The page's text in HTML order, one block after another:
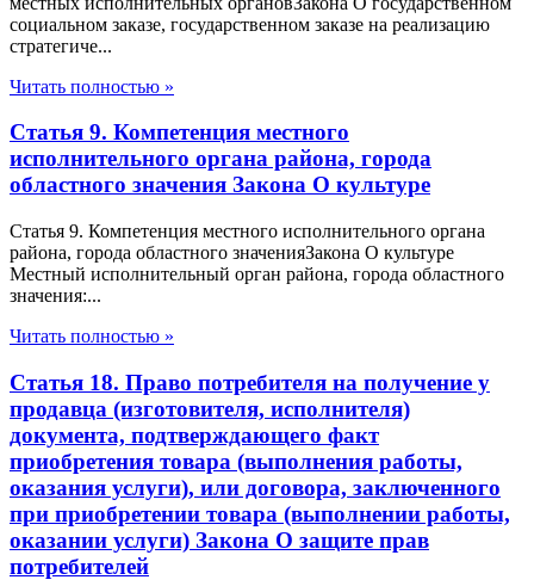
социальном заказе, государственном заказе на реализацию
стратегиче...
Читать полностью »
Статья 9. Компетенция местного
исполнительного органа района, города
областного значения Закона О культуре
Статья 9. Компетенция местного исполнительного органа
района, города областного значенияЗакона О культуре
Местный исполнительный орган района, города областного
значения:...
Читать полностью »
Статья 18. Право потребителя на получение у
продавца (изготовителя, исполнителя)
документа, подтверждающего факт
приобретения товара (выполнения работы,
оказания услуги), или договора, заключенного
при приобретении товара (выполнении работы,
оказании услуги) Закона О защите прав
потребителей